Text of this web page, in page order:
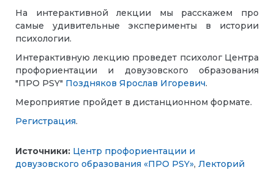
На интерактивной лекции мы расскажем про
самые удивительные эксперименты в истории
психологии.
Интерактивную лекцию проведет психолог Центра
профориентации и довузовского образования
"ПРО PSY" Поздняков Ярослав Игоревич.
Мероприятие пройдет в дистанционном формате.
Регистрация.
Источники: Центр профориентации и
довузовского образования «ПРО PSY», Лекторий